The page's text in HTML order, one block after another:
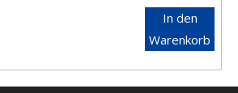
In den
Warenkorb